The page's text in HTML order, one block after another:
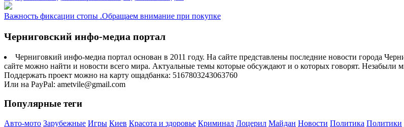
Важность фиксации стопы .Обращаем внимание при покупке
Черниговский инфо-медиа портал
Черниговкий инфо-медиа портал основан в 2011 году. На сайте представлены последние новости города
сайте можно найти и новости всего мира. Актуальные темы которые обсуждают и о которых говорят. Незабыли
Поддержать проект можно на карту ощадбанка: 5167803243063760
Или на PayPal: ametvile@gmail.com
Популярные теги
Авто-мото Зарубежные Игры Киев Красота и здоровье Криминал Лоцерил Майдан Новости Политика Политики